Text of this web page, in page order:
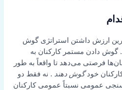
ارزش داشتن استراتژی گوش
گوش دادن مستمر کارکنان به
فرصتی می‌دهد تا واقعاً به طور
خودگوش دهند . نه فقط دو
عمومی نسبتاً عمومی کارکنان